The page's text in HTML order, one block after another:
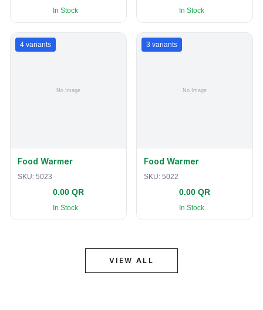
In Stock In Stock
4 variants
Food Warmer
SKU: 5023
0.00 QR
In Stock
3 variants
Food Warmer
SKU: 5022
0.00 QR
In Stock
VIEW ALL